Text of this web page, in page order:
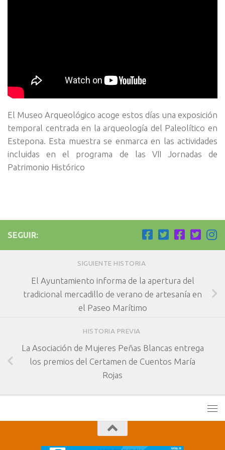
El Museo Arqueológico acoge estos días una exposición
temporal centrada en la arqueología del Paleolítico en
Estepona. Esta muestra se enmarca en las actividades
incluidas en el programa de las VII Jornadas de
Patrimonio Histórico
SEGUIR:
SIGUIENTE HISTORIA
El Ayuntamiento informa de la apertura del
tradicional mercadillo de verano de artesanía en
el Paseo Marítimo
HISTORIA PREVIA
La Asociación de Mujeres Peñas Blancas entrega
los premios del Certamen de Cuentos María
Rojas